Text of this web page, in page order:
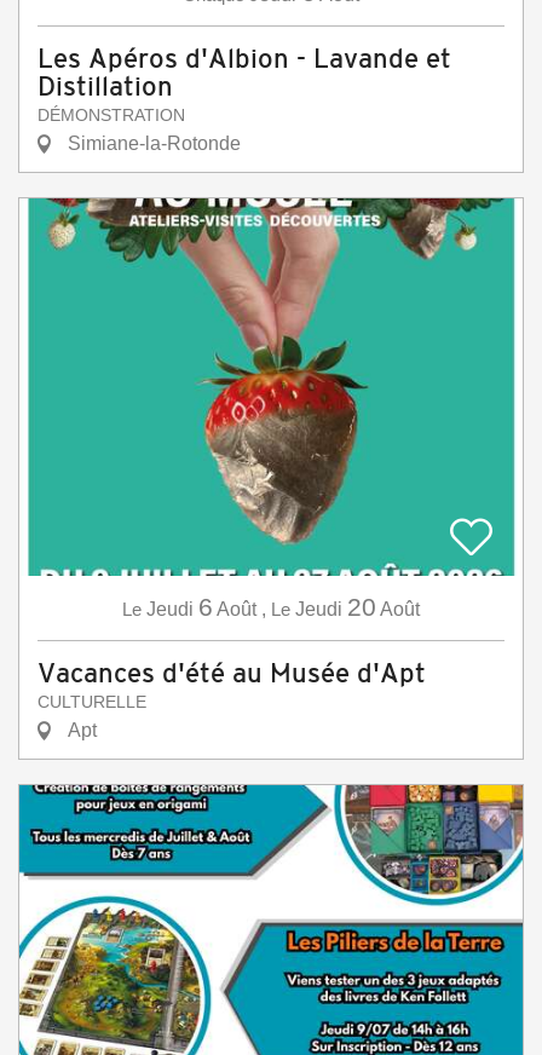
Les Apéros d'Albion - Lavande et
Distillation
DÉMONSTRATION
Simiane-la-Rotonde
Le Jeudi 6 Août, Le Jeudi 20 Août
Vacances d'été au Musée d'Apt
CULTURELLE
Apt